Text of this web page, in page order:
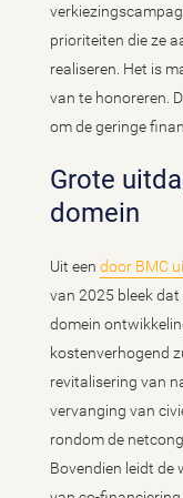
prioriteiten die ze
realiseren. Het is
van te honoreren.
om de geringe
Grote uitdagingen in het fysieke
domein
Uit een door BMC
van 2025 bleek
domein
kostenverhogend
revitalisering van
vervanging van
rondom de
Bovendien leidt de